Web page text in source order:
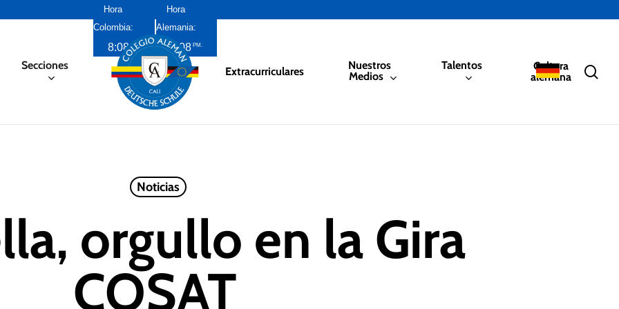
Hora
Colombia:
8:08 AM
Hora
Alemania:
3:08 PM
Secciones Extracurriculares
Nuestros
Medios
Talentos
Cultura
alemana
Noticias
orgullo en la Gira
COSAT